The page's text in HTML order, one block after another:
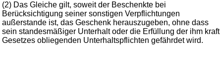
(2) Das Gleiche gilt, soweit der Beschenkte bei
Berücksichtigung seiner sonstigen Verpflichtungen
außerstande ist, das Geschenk herauszugeben, ohne dass
sein standesmäßiger Unterhalt oder die Erfüllung der ihm kraft
Gesetzes obliegenden Unterhaltspflichten gefährdet wird.